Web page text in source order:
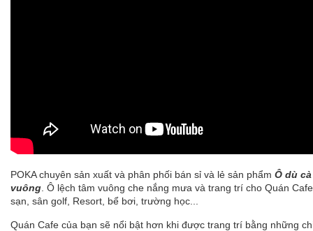
POKAchuyên sản xuất và phân phối bán sỉ và lẻ sản phẩm Ô dù
vuông . Ô lệch tâm vuông che nắng mưa và trang trí cho Quán
sạn, sân golf, Resort, bể bơi, trường học...
Quán Cafe của bạn sẽ nổi bật hơn khi được trang trí bằng những